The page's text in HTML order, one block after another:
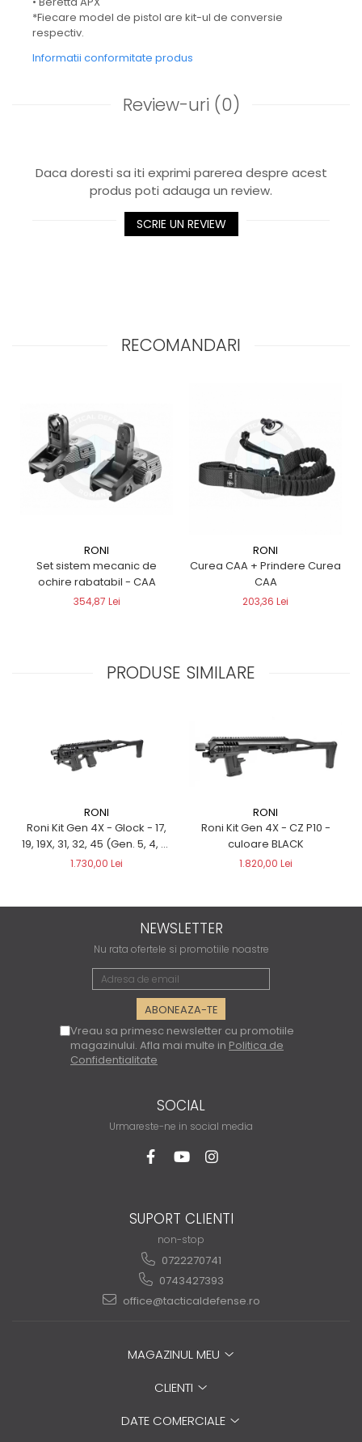
*Fiecare model de pistol are kit-ul de conversie
respectiv.
Informatii conformitate produs
Review-uri (0)
Daca doresti sa iti exprimi parerea despre acest
produs poti adauga un review.
SCRIE UN REVIEW
RECOMANDARI
RONI
Set sistem mecanic de
ochire rabatabil - CAA
354,87 Lei
RONI
Curea CAA + Prindere Curea
CAA
203,36 Lei
PRODUSE SIMILARE
RONI
Roni Kit Gen 4X - Glock - 17,
19, 19X, 31, 32, 45 (Gen. 5, 4, 3)
- culoare BLACK
1.730,00 Lei
RONI
Roni Kit Gen 4X - CZ P10 -
culoare BLACK
1.820,00 Lei
NEWSLETTER
Nu rata ofertele si promotiile noastre
Vreau sa primesc newsletter cu promotiile
magazinului. Afla mai multe in Politica de
Confidentialitate
SOCIAL
Urmareste-ne in social media
SUPORT CLIENTI
non-stop
0722270741
0743427393
office@tacticaldefense.ro
MAGAZINUL MEU
CLIENTI
DATE COMERCIALE